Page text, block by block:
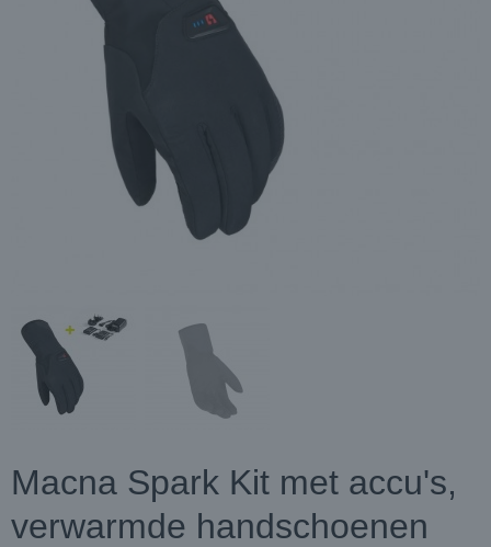
Macna Spark Kit met accu's,
verwarmde handschoenen